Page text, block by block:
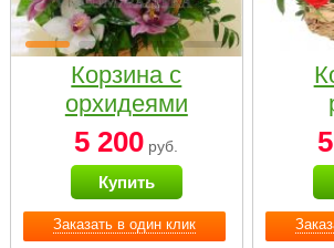
Заказать в один клик
Корзина с
орхидеями
малая
5 200 руб.
Купить